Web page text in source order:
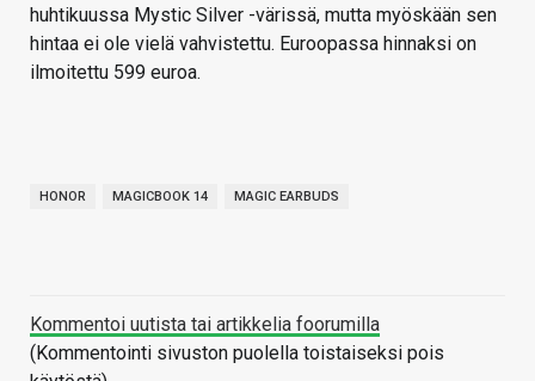
huhtikuussa Mystic Silver -värissä, mutta myöskään sen
hintaa ei ole vielä vahvistettu. Euroopassa hinnaksi on
ilmoitettu 599 euroa.
HONOR MAGICBOOK 14 MAGIC EARBUDS
Kommentoi uutista tai artikkelia foorumilla
(Kommentointi sivuston puolella toistaiseksi pois